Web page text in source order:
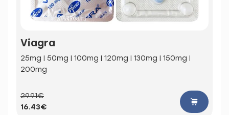
Viagra
25mg | 50mg | 100mg | 120mg | 130mg | 150mg |
200mg
29.91€
16.43€